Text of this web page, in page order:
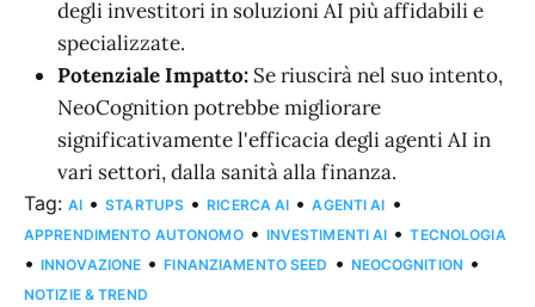
degli investitori in soluzioni AI più affidabili e
specializzate.
Potenziale Impatto: Se riuscirà nel suo intento,
NeoCognition potrebbe migliorare
significativamente l'efficacia degli agenti AI in
vari settori, dalla sanità alla finanza.
Tag: AI • STARTUPS • RICERCA AI • AGENTI AI •
APPRENDIMENTO AUTONOMO • INVESTIMENTI AI • TECNOLOGIA
• INNOVAZIONE • FINANZIAMENTO SEED • NEOCOGNITION •
NOTIZIE & TREND